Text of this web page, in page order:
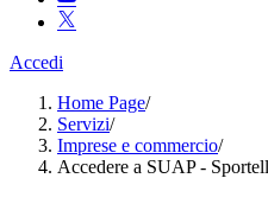
Accedi
Home Page/
Servizi/
Imprese e commercio/
Accedere a SUAP -